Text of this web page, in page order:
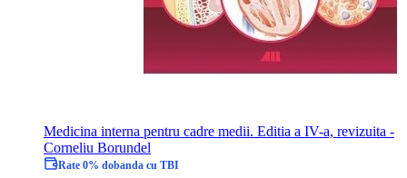
Medicina interna pentru cadre medii. Editia a IV-a, revizuita -
Corneliu Borundel
Rate 0% dobanda cu TBI